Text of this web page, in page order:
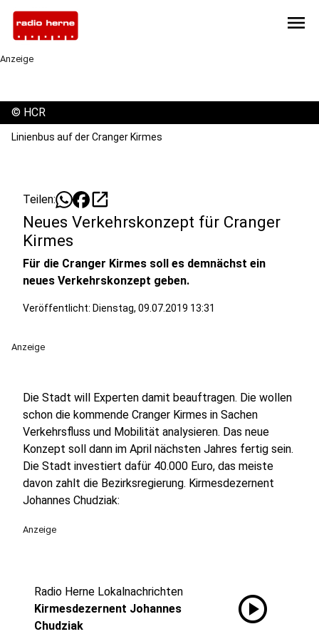
menu
Anzeige
© HCR
Linienbus auf der Cranger Kirmes
Teilen: open_in_new
Neues Verkehrskonzept für Cranger
Kirmes
Für die Cranger Kirmes soll es demnächst ein
neues Verkehrskonzept geben.
Veröffentlicht: Dienstag, 09.07.2019 13:31
Anzeige
Die Stadt will Experten damit beauftragen. Die wollen
schon die kommende Cranger Kirmes in Sachen
Verkehrsfluss und Mobilität analysieren. Das neue
Konzept soll dann im April nächsten Jahres fertig sein.
Die Stadt investiert dafür 40.000 Euro, das meiste
davon zahlt die Bezirksregierung. Kirmesdezernent
Johannes Chudziak:
Anzeige
Radio Herne Lokalnachrichten
Kirmesdezernent Johannes
Chudziak
play_circle